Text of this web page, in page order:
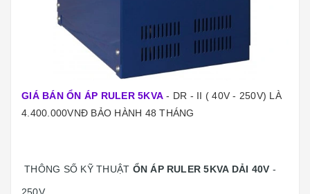
GIÁ BÁN ỔN ÁP RULER 5KVA - DR - II ( 40V - 250V) LÀ
4.400.000VNĐ BẢO HÀNH 48 THÁNG
THÔNG SỐ KỸ THUẬT ỔN ÁP RULER 5KVA DẢI 40V -